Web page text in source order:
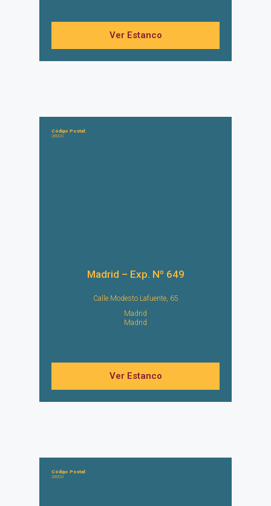
Ver Estanco
Código Postal:
28003
Madrid – Exp. Nº 649
Calle Modesto Lafuente, 65
Madrid
Madrid
Ver Estanco
Código Postal:
28003